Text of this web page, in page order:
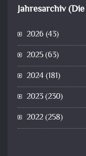
Jahresarchiv
2026 (43)
2025(63)
2024(181)
2023(230)
2022(258)